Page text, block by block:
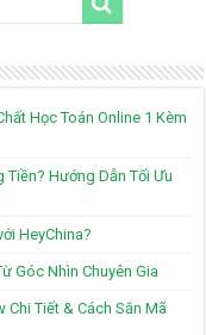
Học Toán Online 1 Kèm
Tiền? Hướng Dẫn Tối Ưu
HeyChina?
Góc Nhìn Chuyên Gia
Chi Tiết & Cách Săn Mã